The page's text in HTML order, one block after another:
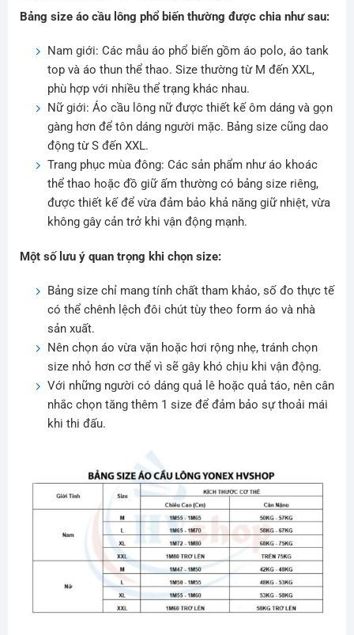
Bảng size áo cầu lông phổ biến thường được chia như sau:
Nam giới: Các mẫu áo phổ biến gồm áo polo, áo tank
top và áo thun thể thao. Size thường từ M đến XXL,
phù hợp với nhiều thể trạng khác nhau.
Nữ giới: Áo cầu lông nữ được thiết kế ôm dáng và gọn
gàng hơn để tôn dáng người mặc. Bảng size cũng dao
động từ S đến XXL.
Trang phục mùa đông: Các sản phẩm như áo khoác
thể thao hoặc đồ giữ ấm thường có bảng size riêng,
được thiết kế để vừa đảm bảo khả năng giữ nhiệt, vừa
không gây cản trở khi vận động mạnh.
Một số lưu ý quan trọng khi chọn size:
Bảng size chỉ mang tính chất tham khảo, số đo thực tế
có thể chênh lệch đôi chút tùy theo form áo và nhà
sản xuất.
Nên chọn áo vừa vặn hoặc hơi rộng nhẹ, tránh chọn
size nhỏ hơn cơ thể vì sẽ gây khó chịu khi vận động.
Với những người có dáng quả lê hoặc quả táo, nên cân
nhắc chọn tăng thêm 1 size để đảm bảo sự thoải mái
khi thi đấu.